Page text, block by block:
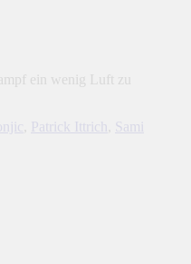
ein wenig Luft zu
Patrick Ittrich
Sami